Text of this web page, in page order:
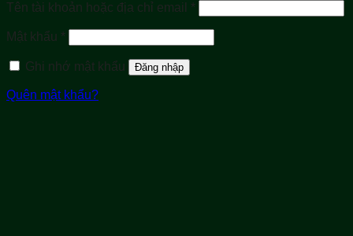
Tên tài khoản hoặc địa chỉ email *
buộc
Mật khẩu *
buộc
Ghi nhớ mật khẩu
Đăng nhập
Quên mật khẩu?